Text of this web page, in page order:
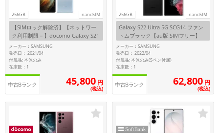
256GB nanoSIM
【SIMロック解除済】【ネットワー
ク利用制限－】docomo Galaxy S21
Ultra 5G SC-52B ファントムシルバ
ー
メーカー：SAMSUNG
発売日： 2021/04
付属品: 本体のみ
在庫数：1
中古Bランク 45,800 円
(税込)
256GB nanoSIM
Galaxy S22 Ultra 5G SCG14 ファン
トムブラック【au版 SIMフリー】
メーカー：SAMSUNG
発売日： 2022/04
付属品: 本体のみ(Sペン付属)
在庫数：1
中古Bランク 62,800 円
(税込)
各項目のチェックボックスは「or検索」となります。
ただし機能別のみ「and検索」となります。